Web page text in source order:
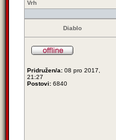
Vrh
Diablo
Pridružen/a: 08 pro 2017,
21:27
Postovi: 6840